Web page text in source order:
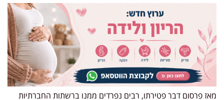
מאז פרסום דבר פטירתו, רבים נפרדים ממנו ברשתות החברתיות